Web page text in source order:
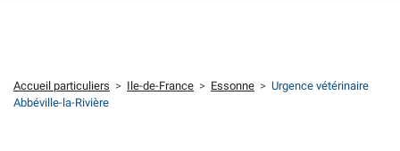
Accueil particuliers > Ile-de-France > Essonne > Urgence vétérinaire
Abbéville-la-Rivière